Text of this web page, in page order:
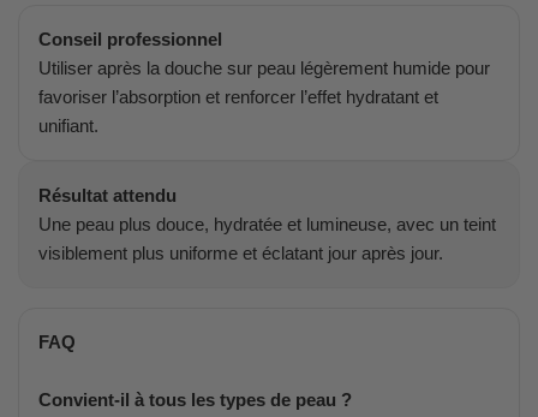
Conseil professionnel
Utiliser après la douche sur peau légèrement humide pour
favoriser l’absorption et renforcer l’effet hydratant et
unifiant.
Résultat attendu
Une peau plus douce, hydratée et lumineuse, avec un teint
visiblement plus uniforme et éclatant jour après jour.
FAQ
Convient-il à tous les types de peau ?